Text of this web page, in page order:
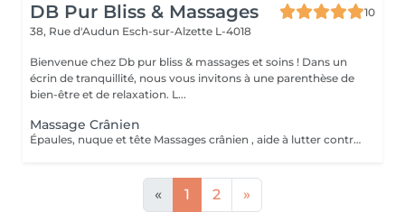
DB Pur Bliss & Massages
10
38, Rue d'Audun Esch-sur-Alzette L-4018
Bienvenue chez Db pur bliss & massages et soins ! Dans un
écrin de tranquillité, nous vous invitons à une parenthèse de
bien-être et de relaxation. L...
Massage Crânien
Épaules, nuque et tête Massages crânien , aide à lutter contre les migraines , tensions et douleurs cervicales, tensions musculaire des trapèzes liées aux stress et mauvaises postures . Soûlage et détend et apaiser .
« 1 2 »